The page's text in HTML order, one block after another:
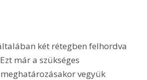
két rétegben felhordva
már a szükséges
vegyük